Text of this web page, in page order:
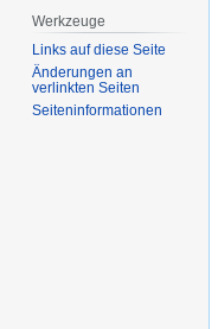
Werkzeuge
Links auf diese Seite
Änderungen an
verlinkten Seiten
Seiten­­informationen